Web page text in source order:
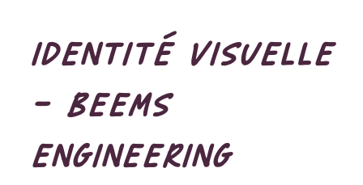
IDENTITÉ VISUELLE
- BEEMS
ENGINEERING